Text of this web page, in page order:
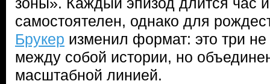
самостоятелен, однако для
Брукер изменил формат: это три
между собой истории, но
масштабной линией.